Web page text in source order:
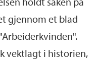
og kvinner
gjennom et blad
vektlagt i historien,